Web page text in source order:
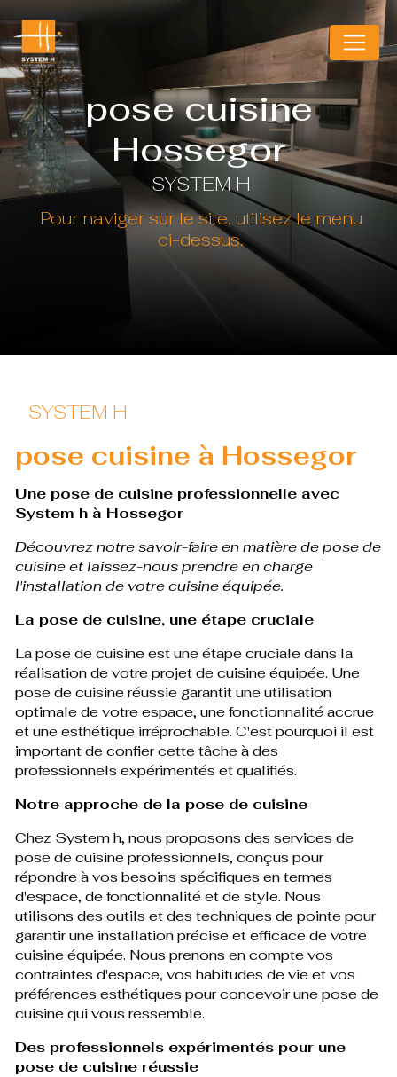
pose cuisine
Hossegor
SYSTEM H
SYSTEM H
pose cuisine à Hossegor
Une pose de cuisine professionnelle avec
System h à Hossegor
Découvrez notre savoir-faire en matière de pose de
cuisine et laissez-nous prendre en charge
l'installation de votre cuisine équipée.
La pose de cuisine, une étape cruciale
La pose de cuisine est une étape cruciale dans la
réalisation de votre projet de cuisine équipée. Une
pose de cuisine réussie garantit une utilisation
optimale de votre espace, une fonctionnalité accrue
et une esthétique irréprochable. C'est pourquoi il est
important de confier cette tâche à des
professionnels expérimentés et qualifiés.
Notre approche de la pose de cuisine
Chez System h, nous proposons des services de
pose de cuisine professionnels, conçus pour
répondre à vos besoins spécifiques en termes
d'espace, de fonctionnalité et de style. Nous
utilisons des outils et des techniques de pointe pour
garantir une installation précise et efficace de votre
cuisine équipée. Nous prenons en compte vos
contraintes d'espace, vos habitudes de vie et vos
préférences esthétiques pour concevoir une pose de
cuisine qui vous ressemble.
Des professionnels expérimentés pour une
pose de cuisine réussie
Panneau de gestion des cookies